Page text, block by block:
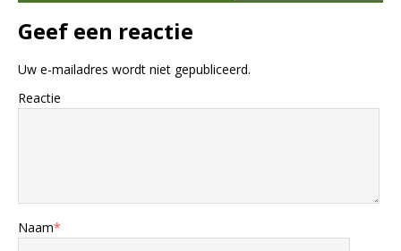
Geef een reactie
Uw e-mailadres wordt niet gepubliceerd.
Reactie
Naam*